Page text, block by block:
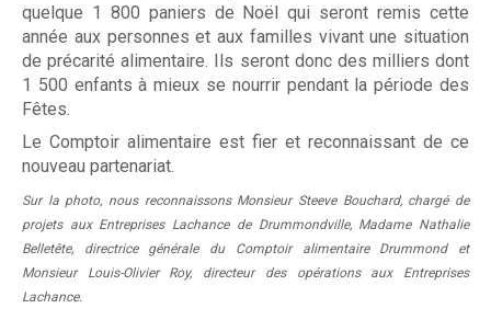
Recevoir
Campagne de financement
Nos partenaires
quelque 1 800 paniers de Noël qui seront remis cette
année aux personnes et aux familles vivant une situation
de précarité alimentaire. Ils seront donc des milliers dont
1 500 enfants à mieux se nourrir pendant la période des
Fêtes.
Le Comptoir alimentaire est fier et reconnaissant de ce
nouveau partenariat.
Sur la photo, nous reconnaissons Monsieur Steeve Bouchard, chargé de
projets aux Entreprises Lachance de Drummondville, Madame Nathalie
Belletête, directrice générale du Comptoir alimentaire Drummond et
Monsieur Louis-Olivier Roy, directeur des opérations aux Entreprises
Lachance.